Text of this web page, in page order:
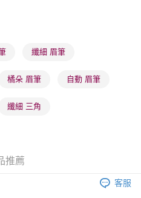
工作天送達
纖細 眉筆
橘朵 眉筆 自動 眉筆
纖細 三角
推薦
客服